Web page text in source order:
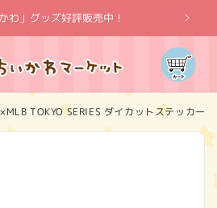
わ」グッズ好評販売中！
カ
ー
ト
TOKYO SERIES ダイカットステッカー